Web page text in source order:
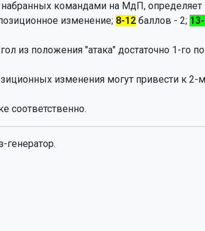
командами на МдП,
изменение; 8-12 баллов - 2;
из положения "атака" достаточно 1-го
изменения могут привести к
соответственно.
генератор.